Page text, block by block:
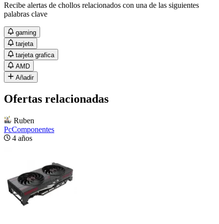
Recibe alertas de chollos relacionados con una de las siguientes
palabras clave
gaming
tarjeta
tarjeta grafica
AMD
Añadir
Ofertas relacionadas
Ruben
PcComponentes
4 años